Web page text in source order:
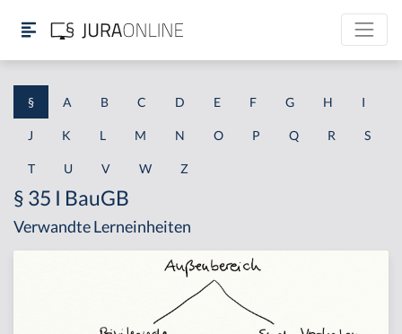
§ A B C D E F G H I
J K L M N O P Q R S
T U V W Z
§ 35 I BauGB
Verwandte Lerneinheiten